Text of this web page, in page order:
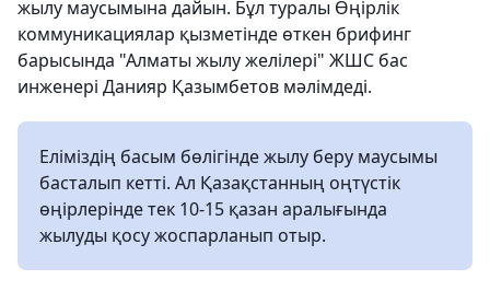
жылу маусымына дайын. Бұл туралы Өңірлік
коммуникациялар қызметінде өткен брифинг
барысында "Алматы жылу желілері" ЖШС бас
инженері Данияр Қазымбетов мәлімдеді.
Еліміздің басым бөлігінде жылу беру маусымы
басталып кетті. Ал Қазақстанның оңтүстік
өңірлерінде тек 10-15 қазан аралығында
жылуды қосу жоспарланып отыр.